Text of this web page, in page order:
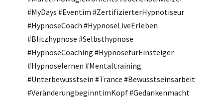
#MyDays #Eventim #ZertifizierterHypnotiseur
#HypnoseCoach #HypnoseLiveErleben
#Blitzhypnose #Selbsthypnose
#HypnoseCoaching #HypnosefürEinsteiger
#Hypnoselernen #Mentaltraining
#Unterbewusstsein #Trance #Bewusstseinsarbeit
#VeränderungbeginntimKopf #Gedankenmacht